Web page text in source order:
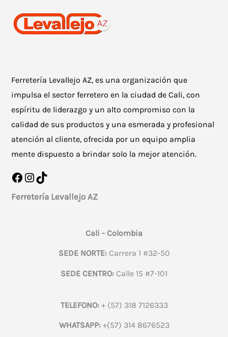
Ferretería Levallejo AZ, es una organización que
impulsa el sector ferretero en la ciudad de Cali, con
espíritu de liderazgo y un alto compromiso con la
calidad de sus productos y una esmerada y profesional
atención al cliente, ofrecida por un equipo amplia
mente dispuesto a brindar solo la mejor atención.
Facebook
Instagram
TikTok
Ferretería Levallejo AZ
Cali - Colombia
SEDE NORTE:Carrera 1 #32-50
SEDE CENTRO: Calle 15 #7-101
TELEFONO:+ (57) 318 7126333
WHATSAPP:+(57) 314 8676523